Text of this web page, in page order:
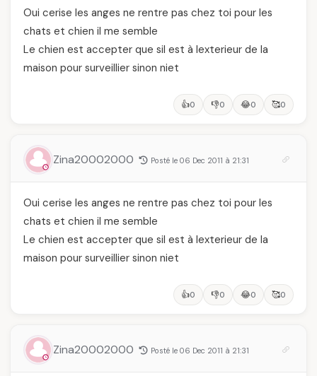
Oui cerise les anges ne rentre pas chez toi pour les
chats et chien il me semble
Le chien est accepter que sil est à lexterieur de la
maison pour surveillier sinon niet
👍0 👎0 😂0 🥰0
Zina20002000 Posté le 06 Dec 2011 à 21:31
Oui cerise les anges ne rentre pas chez toi pour les
chats et chien il me semble
Le chien est accepter que sil est à lexterieur de la
maison pour surveillier sinon niet
👍0 👎0 😂0 🥰0
Zina20002000 Posté le 06 Dec 2011 à 21:31